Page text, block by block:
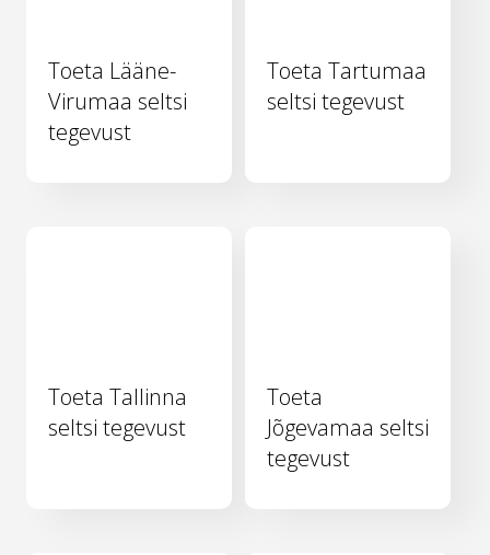
Toeta Lääne-
Virumaa seltsi
tegevust
Toeta Tartumaa
seltsi tegevust
Toeta Tallinna
seltsi tegevust
Toeta
Jõgevamaa seltsi
tegevust